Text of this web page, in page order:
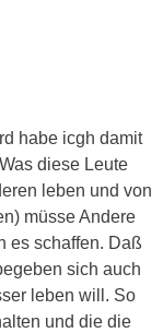
habe icgh damit
diese Leute
leben und von
müsse Andere
es schaffen. Daß
sich auch
leben will. So
und die die